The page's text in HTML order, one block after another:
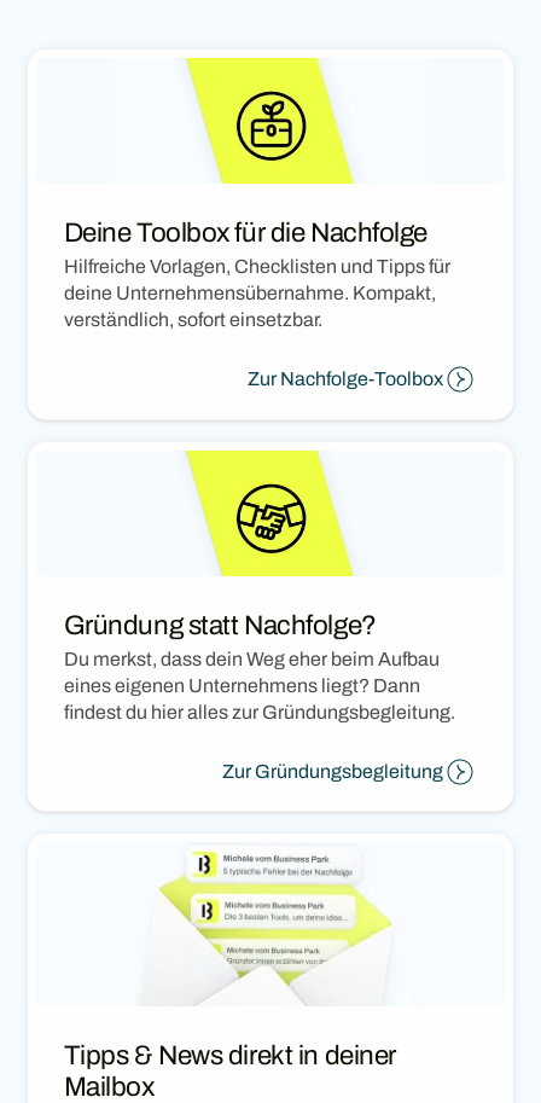
Deine Toolbox für die Nachfolge
Hilfreiche Vorlagen, Checklisten und Tipps für
deine Unternehmensübernahme. Kompakt,
verständlich, sofort einsetzbar.
Zur Nachfolge-Toolbox
Gründung statt Nachfolge?
Du merkst, dass dein Weg eher beim Aufbau
eines eigenen Unternehmens liegt? Dann
findest du hier alles zur Gründungsbegleitung.
Zur Gründungsbegleitung
Tipps & News direkt in deiner
Mailbox